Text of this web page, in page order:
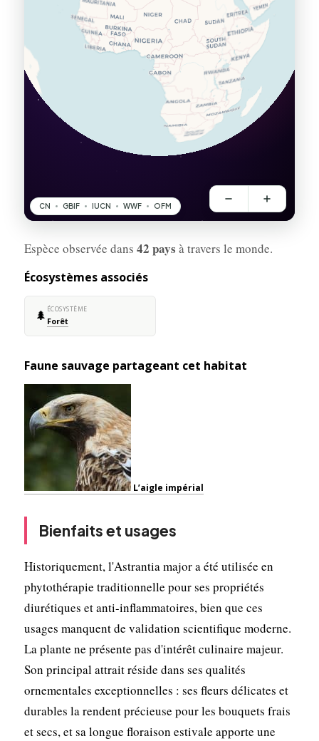
Espèce observée dans 42 pays à travers le monde.
Écosystèmes associés
🌲 ÉCOSYSTÈME
Forêt
Faune sauvage partageant cet habitat
L’aigle impérial
Bienfaits et usages
Historiquement, l'Astrantia major a été utilisée en
phytothérapie traditionnelle pour ses propriétés
diurétiques et anti-inflammatoires, bien que ces
usages manquent de validation scientifique moderne.
La plante ne présente pas d'intérêt culinaire majeur.
Son principal attrait réside dans ses qualités
ornementales exceptionnelles : ses fleurs délicates et
durables la rendent précieuse pour les bouquets frais
et secs, et sa longue floraison estivale apporte une